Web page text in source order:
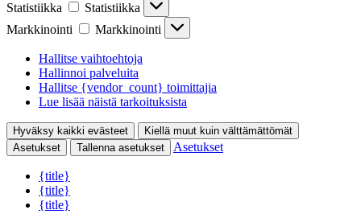
Statistiikka
Statistiikka
Markkinointi
Markkinointi
Hallitse vaihtoehtoja
Hallinnoi palveluita
Hallitse {vendor_count} toimittajia
Lue lisää näistä tarkoituksista
Hyväksy kaikki evästeet
Kiellä muut kuin välttämättömät
Asetukset
Tallenna asetukset Asetukset
{title}
{title}
{title}